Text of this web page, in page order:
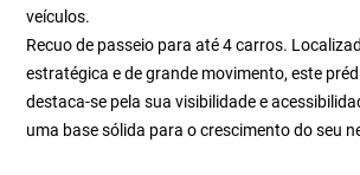
veículos.
Recuo de passeio para até 4 carros.
estratégica e de grande movimento, este
destaca-se pela sua visibilidade e
uma base sólida para o crescimento do seu